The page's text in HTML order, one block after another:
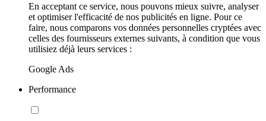
En acceptant ce service, nous pouvons mieux suivre, analyser
et optimiser l'efficacité de nos publicités en ligne. Pour ce
faire, nous comparons vos données personnelles cryptées avec
celles des fournisseurs externes suivants, à condition que vous
utilisiez déjà leurs services :
Google Ads
Performance